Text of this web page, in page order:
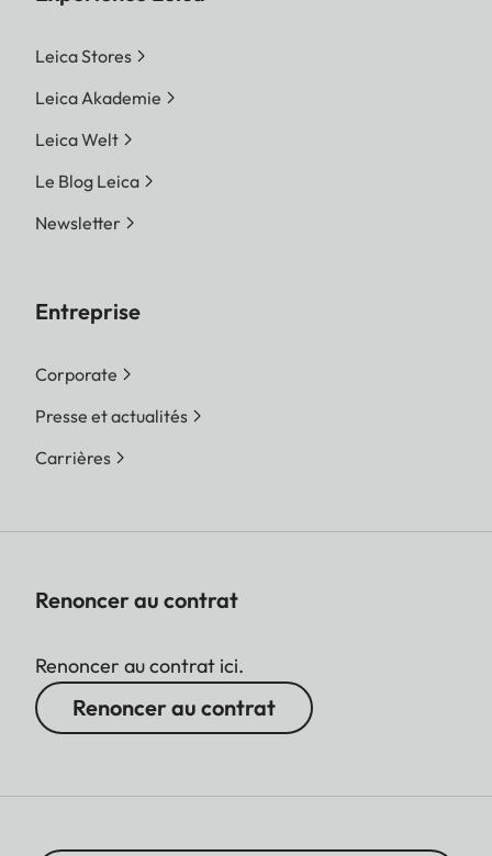
Leica Stores
Leica Akademie
Leica Welt
Le Blog Leica
Newsletter
Entreprise
Corporate
Presse et actualités
Carrières
Renoncer au contrat
Renoncer au contrat ici.
Renoncer au contrat